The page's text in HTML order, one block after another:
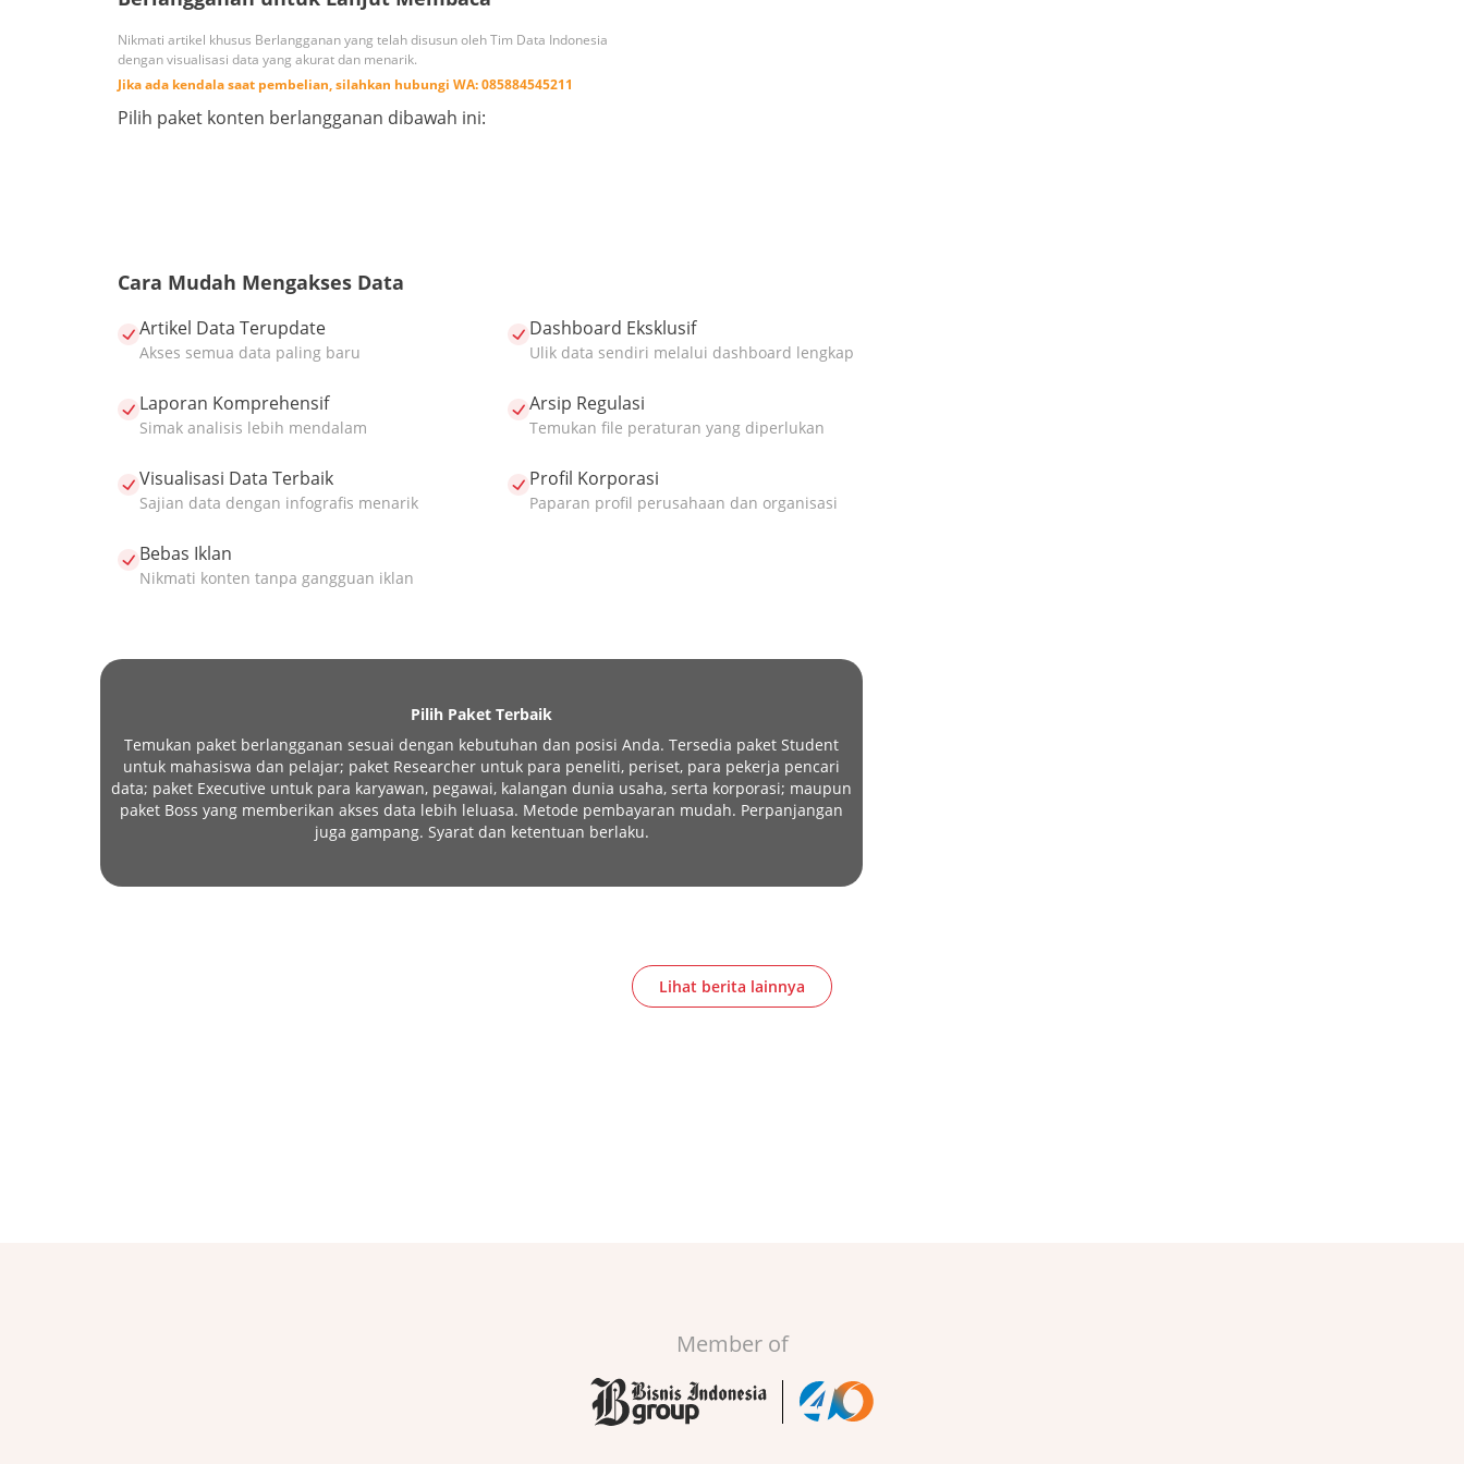
Nikmati artikel khusus Berlangganan yang telah disusun oleh Tim Data Indonesia
dengan visualisasi data yang akurat dan menarik.
Jika ada kendala saat pembelian, silahkan hubungi WA:085884545211
Pilih paket konten berlangganan dibawah ini:
Cara Mudah Mengakses Data
Artikel Data Terupdate
Akses semua data paling baru
Laporan Komprehensif
Simak analisis lebih mendalam
Visualisasi Data Terbaik
Sajian data dengan infografis menarik
Bebas Iklan
Nikmati konten tanpa gangguan iklan
Dashboard Eksklusif
Ulik data sendiri melalui dashboard lengkap
Arsip Regulasi
Temukan file peraturan yang diperlukan
Profil Korporasi
Paparan profil perusahaan dan organisasi
Pilih Paket Terbaik
Temukan paket berlangganan sesuai dengan kebutuhan dan posisi Anda. Tersedia paket Student
untuk mahasiswa dan pelajar; paket Researcher untuk para peneliti, periset, para pekerja pencari
data; paket Executive untuk para karyawan, pegawai, kalangan dunia usaha, serta korporasi; maupun
paket Boss yang memberikan akses data lebih leluasa. Metode pembayaran mudah. Perpanjangan
juga gampang. Syarat dan ketentuan berlaku.
Lihat berita lainnya
Member of